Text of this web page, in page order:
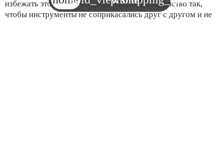
избежать этого, важно организовать пространство так,
чтобы инструменты не соприкасались друг с другом и не